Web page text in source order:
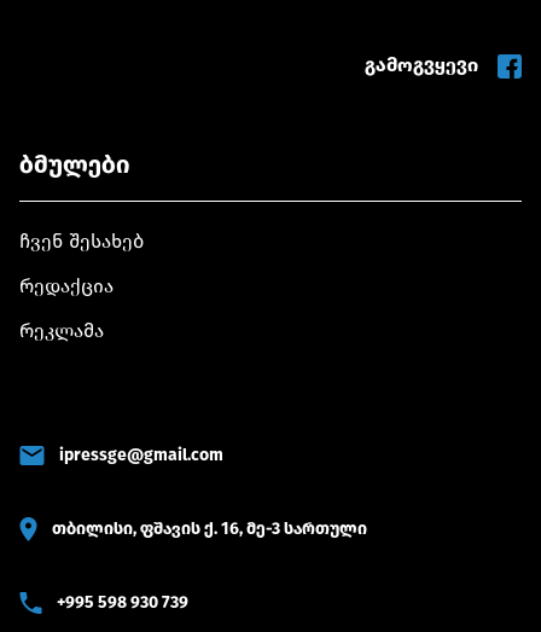
გამოგვყევი
ბმულები
ჩვენ შესახებ
რედაქცია
რეკლამა
ipressge@gmail.com
თბილისი, ფშავის ქ. 16, მე-3 სართული
+995 598 930 739